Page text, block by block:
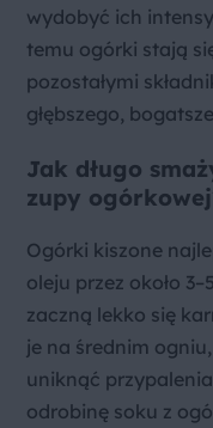
wydobyć ich
temu ogórki stają
pozostałymi
głębszego,
Jak długo
zupy
Ogórki kiszone
oleju przez około
zaczną lekko się
je na średnim
uniknąć
odrobinę soku z